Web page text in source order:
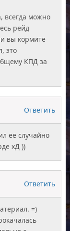
всегда можно
рейд
вы кормите
это
КПД за
Ответить
ее случайно
хД ))
Ответить
=)